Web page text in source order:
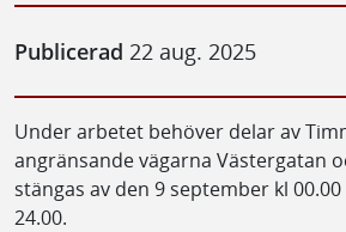
Publicerad 22 aug. 2025
Under arbetet behöver delar av
angränsande vägarna Västergatan
stängas av den 9 september kl
24.00.